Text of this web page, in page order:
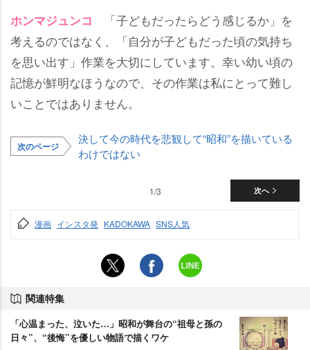
ホンマジュンコ
「子どもだったらどう感じるか」を
考えるのではなく、「自分が子どもだった頃の気持ち
を思い出す」作業を大切にしています。幸い幼い頃の
記憶が鮮明なほうなので、その作業は私にとって難し
いことではありません。
次のページ
決して今の時代を悲観して“昭和”を描いている
わけではない
次へ
1/3
漫画 インスタ発 KADOKAWA SNS人気
関連特集
「心温まった、泣いた…」昭和が舞台の“祖母と孫の
日々”、“後悔”を優しい物語で描くワケ